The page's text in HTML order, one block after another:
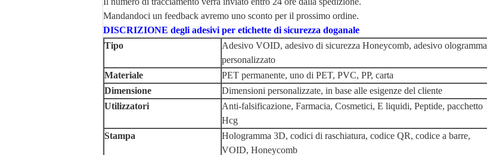
Mandandoci un feedback avremo uno sconto per il prossimo ordine.
DISCRIZIONE degli adesivi per etichette di sicurezza doganale
Tipo
Adesivo VOID, adesivo di sicurezza Honeycomb, adesivo ologramma
personalizzato
Materiale
PET permanente, uno di PET, PVC, PP, carta
Dimensione
Dimensioni personalizzate, in base alle esigenze del cliente
Utilizzatori
Anti-falsificazione, Farmacia, Cosmetici, E liquidi, Peptide, pacchetto
Hcg
Stampa
Hologramma 3D, codici di raschiatura, codice QR, codice a barre,
VOID, Honeycomb